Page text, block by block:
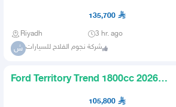
135,700
Riyadh 3 hr. ago
ش شركة نجوم الفلاح للسيارات
Ford Territory Trend 1800cc 2026
105,800